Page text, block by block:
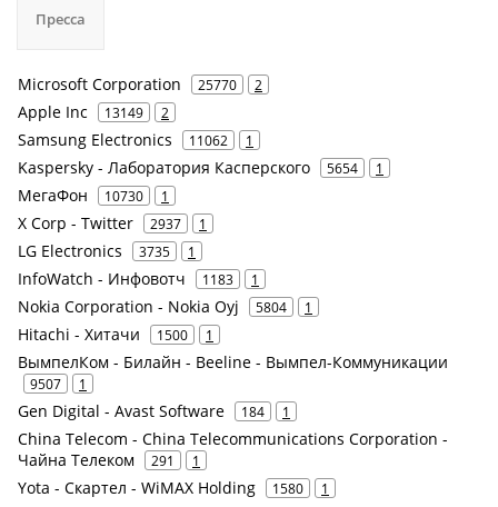
Пресса
Microsoft Corporation 25770 2
Apple Inc 13149 2
Samsung Electronics 11062 1
Kaspersky - Лаборатория Касперского 5654 1
МегаФон 10730 1
X Corp - Twitter 2937 1
LG Electronics 3735 1
InfoWatch - Инфовотч 1183 1
Nokia Corporation - Nokia Oyj 5804 1
Hitachi - Хитачи 1500 1
ВымпелКом - Билайн - Beeline - Вымпел-Коммуникации
9507 1
Gen Digital - Avast Software 184 1
China Telecom - China Telecommunications Corporation -
Чайна Телеком
291 1
Yota - Скартел - WiMAX Holding 1580 1